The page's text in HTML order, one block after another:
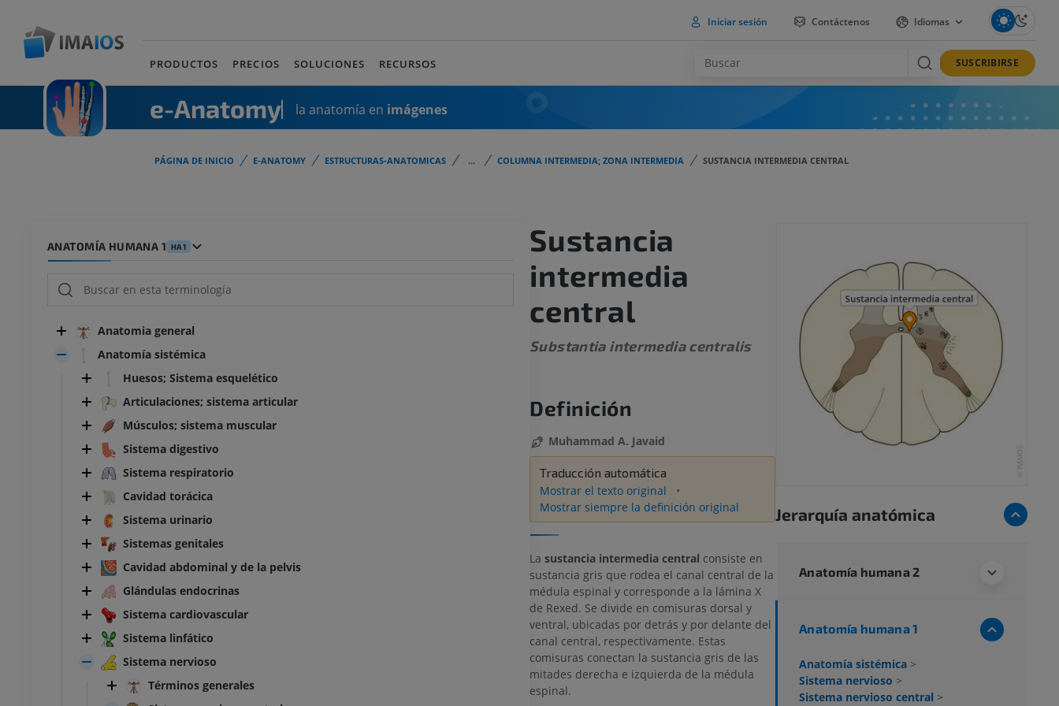
Iniciar sesión Contáctenos Idiomas
PRODUCTOS PRECIOS SOLUCIONES RECURSOS SUSCRIBIRSE
e-Anatomy la anatomía en imágenes
PÁGINA DE INICIO E-ANATOMY ESTRUCTURAS-ANATOMICAS ... COLUMNA INTERMEDIA; ZONA INTERMEDIA SUSTANCIA INTERMEDIA CENTRAL
ANATOMÍA HUMANA 1 HA1
Anatomia general
Anatomía sistémica
Huesos; Sistema esquelético
Articulaciones; sistema articular
Músculos; sistema muscular
Sistema digestivo
Sistema respiratorio
Cavidad torácica
Sistema urinario
Sistemas genitales
Cavidad abdominal y de la pelvis
Glándulas endocrinas
Sistema cardiovascular
Sistema linfático
Sistema nervioso
Términos generales
Sustancia
intermedia
central
Substantia intermedia centralis
Definición
Muhammad A. Javaid
Traducción automática
Mostrar el texto original
Mostrar siempre la definición original
La sustancia intermedia central consiste en
sustancia gris que rodea el canal central de la
médula espinal y corresponde a la lámina X
de Rexed. Se divide en comisuras dorsal y
ventral, ubicadas por detrás y por delante del
canal central, respectivamente. Estas
comisuras conectan la sustancia gris de las
mitades derecha e izquierda de la médula
espinal.
Jerarquía anatómica
Anatomía humana 2
Anatomía humana 1
Anatomía sistémica >
Sistema nervioso >
Sistema nervioso central >